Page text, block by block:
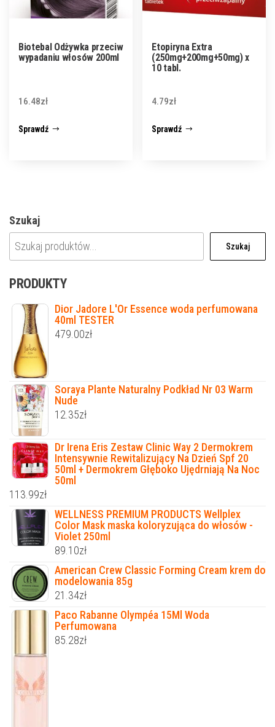
Biotebal Odżywka przeciw
wypadaniu włosów 200ml
16.48zł
Sprawdź
Etopiryna Extra
(250mg+200mg+50mg) x
10 tabl.
4.79zł
Sprawdź
Szukaj
Szukaj
PRODUKTY
Dior Jadore L'Or Essence woda perfumowana
40ml TESTER
479.00zł
Soraya Plante Naturalny Podkład Nr 03 Warm
Nude
12.35zł
Dr Irena Eris Zestaw Clinic Way 2 Dermokrem
Intensywnie Rewitalizujący Na Dzień Spf 20
50ml + Dermokrem Głęboko Ujędrniają Na Noc
50ml
113.99zł
WELLNESS PREMIUM PRODUCTS Wellplex
Color Mask maska koloryzująca do włosów -
Violet 250ml
89.10zł
American Crew Classic Forming Cream krem do
modelowania 85g
21.34zł
Paco Rabanne Olympéa 15Ml Woda
Perfumowana
85.28zł